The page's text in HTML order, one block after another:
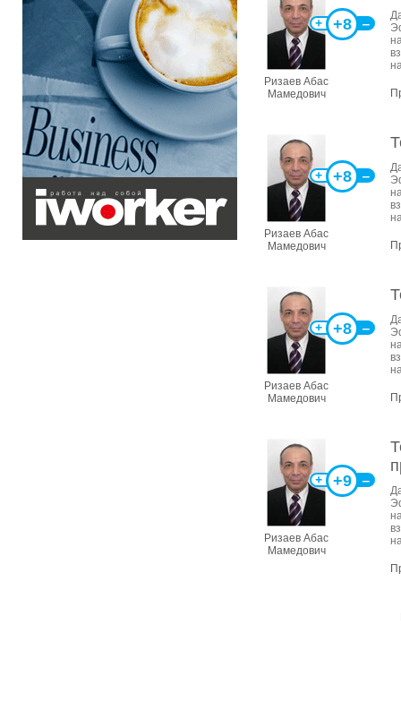
Ризаев Абас
Мамедович
+8
+ ‒
Ризаев Абас
Мамедович
+8
+ ‒
Ризаев Абас
Мамедович
+8
+ ‒
Ризаев Абас
Мамедович
+9
+ ‒